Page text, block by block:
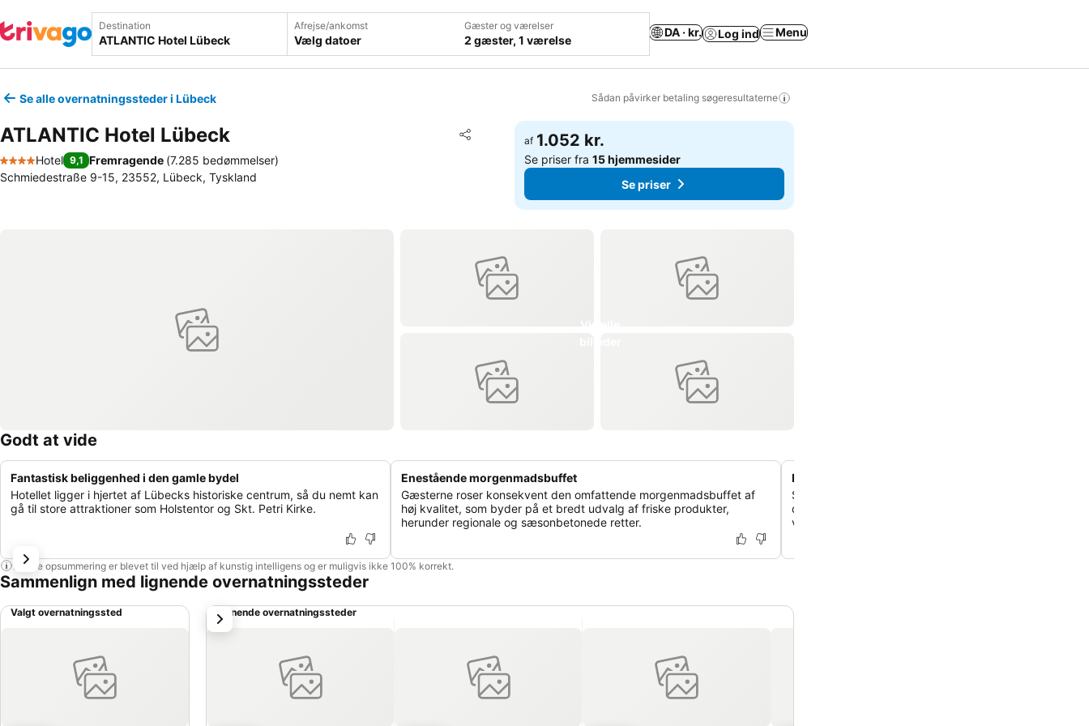
Destination Afrejse/ankomst
Vælg datoer
Gæster og værelser
2 gæster, 1 værelse
DA · kr. Log ind Menu
Se alle overnatningssteder i Lübeck Sådan påvirker betaling søgeresultaterne
ATLANTIC Hotel Lübeck Del
Føj til favoritter
4 Stjerner
Hotel 9,1 Fremragende (7.285 bedømmelser)
Schmiedestraße 9-15, 23552, Lübeck, Tyskland
af 1.052 kr.
Se priser fra15 hjemmesider
Se priser
Godt at vide
Fantastisk beliggenhed i den gamle bydel
Hotellet ligger i hjertet af Lübecks historiske centrum, så du nemt kan
gå til store attraktioner som Holstentor og Skt. Petri Kirke.
Enestående morgenmadsbuffet
Gæsterne roser konsekvent den omfattende morgenmadsbuffet af
høj kvalitet, som byder på et bredt udvalg af friske produkter,
herunder regionale og sæsonbetonede retter.
Pudemenu for personlig komfort
Sørg for en god nattesøvn ved at vælge mellem et
der supplerer det førsteklasses sengetøj og
værelse.
Denne opsummering er blevet til ved hjælp af kunstig intelligens og er muligvis ikke 100% korrekt.
Sammenlign med lignende overnatningssteder
Valgt overnatningssted Lignende overnatningssteder
næste